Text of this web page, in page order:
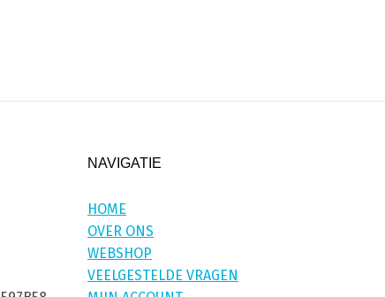
NAVIGATIE
HOME
OVER ONS
WEBSHOP
VEELGESTELDE VRAGEN